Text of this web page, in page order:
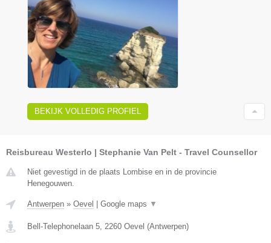
BEKIJK VOLLEDIG PROFIEL
Reisbureau Westerlo | Stephanie Van Pelt - Travel Counsellor
Niet gevestigd in de plaats Lombise en in de provincie
Henegouwen.
Antwerpen » Oevel Google maps ▼
Bell-Telephonelaan 5, 2260 Oevel (Antwerpen)